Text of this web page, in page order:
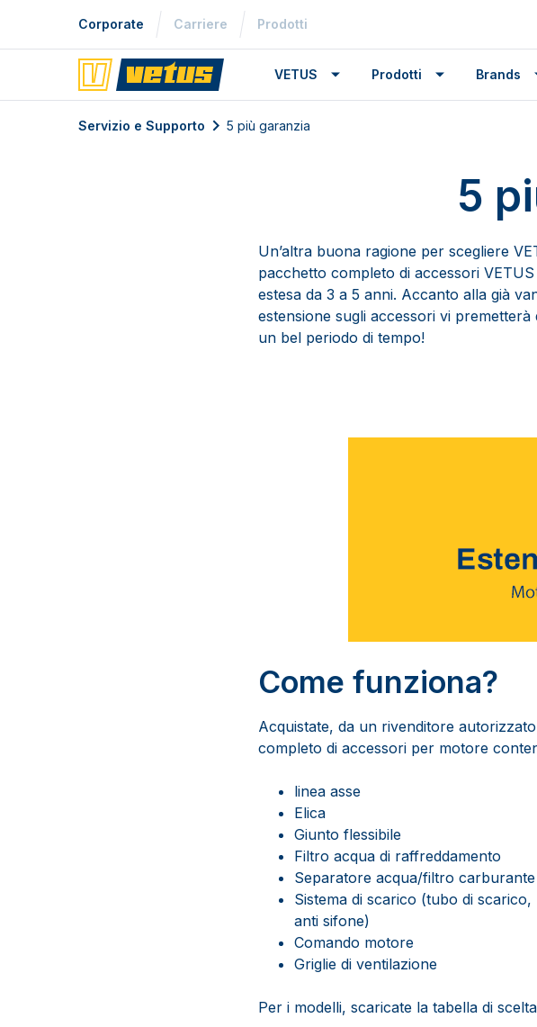
Corporate Carriere Prodotti
VETUS Prodotti Brands
Servizio e Supporto 5 più garanzia
5
Un’altra buona ragione per scegliere
pacchetto completo di accessori
estesa da 3 a 5 anni. Accanto alla già
estensione sugli accessori vi
un bel periodo di tempo!
Come funziona?
Acquistate, da un rivenditore
completo di accessori per motore
linea asse
Elica
Giunto flessibile
Filtro acqua di raffreddamento
Separatore acqua/filtro carburante
Sistema di scarico (tubo di
anti sifone)
Comando motore
Griglie di ventilazione
Per i modelli, scaricate la tabella di